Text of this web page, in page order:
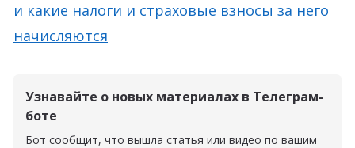
и какие налоги и страховые взносы за него
начисляются
Узнавайте о новых материалах в Телеграм-
боте
Бот сообщит, что вышла статья или видео по вашим